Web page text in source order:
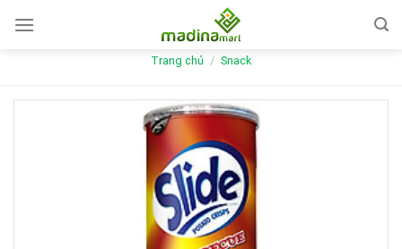
Trang chủ / Snack